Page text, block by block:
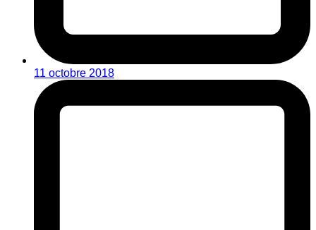
11 octobre 2018